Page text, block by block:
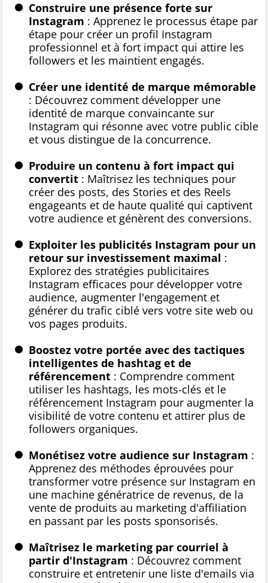
Construire une présence forte sur
Instagram : Apprenez le processus étape par
étape pour créer un profil Instagram
professionnel et à fort impact qui attire les
followers et les maintient engagés.
Créer une identité de marque mémorable
: Découvrez comment développer une
identité de marque convaincante sur
Instagram qui résonne avec votre public cible
et vous distingue de la concurrence.
Produire un contenu à fort impact qui
convertit : Maîtrisez les techniques pour
créer des posts, des Stories et des Reels
engageants et de haute qualité qui captivent
votre audience et génèrent des conversions.
Exploiter les publicités Instagram pour un
retour sur investissement maximal :
Explorez des stratégies publicitaires
Instagram efficaces pour développer votre
audience, augmenter l'engagement et
générer du trafic ciblé vers votre site web ou
vos pages produits.
Boostez votre portée avec des tactiques
intelligentes de hashtag et de
référencement : Comprendre comment
utiliser les hashtags, les mots-clés et le
référencement Instagram pour augmenter la
visibilité de votre contenu et attirer plus de
followers organiques.
Monétisez votre audience sur Instagram :
Apprenez des méthodes éprouvées pour
transformer votre présence sur Instagram en
une machine génératrice de revenus, de la
vente de produits au marketing d'affiliation
en passant par les posts sponsorisés.
Maîtrisez le marketing par courriel à
partir d'Instagram : Découvrez comment
construire et entretenir une liste d'emails via